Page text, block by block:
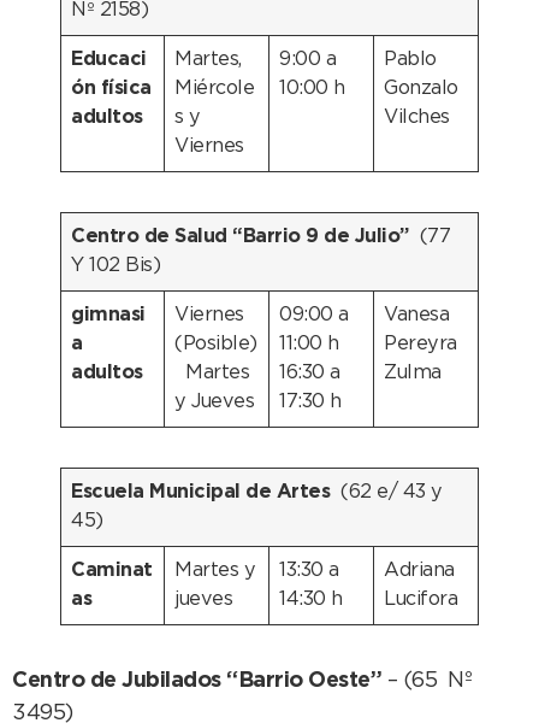
Nº 2158)
Educaci
ón física
adultos
Martes,
Miércole
s y
Viernes
9:00 a
10:00 h
Pablo
Gonzalo
Vilches
Centro de Salud “Barrio 9 de Julio”(77
Y 102 Bis)
gimnasi
a
adultos
Viernes
(Posible)
Martes
y Jueves
09:00 a
11:00 h
16:30 a
17:30 h
Vanesa
Pereyra
Zulma
Escuela Municipal de Artes(62 e/ 43 y
45)
Caminat
as
Martes y
jueves
13:30 a
14:30 h
Adriana
Lucifora
Centro de Jubilados “Barrio Oeste” – (65 Nº
3495)